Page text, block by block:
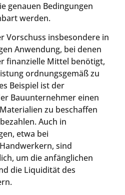
genauen Bedingungen
werden.
Vorschuss insbesondere in
Anwendung, bei denen
finanzielle Mittel benötigt,
ordnungsgemäß zu
Beispiel ist der
Bauunternehmer einen
zu beschaffen
Auch in
etwa bei
sind
um die anfänglichen
die Liquidität des